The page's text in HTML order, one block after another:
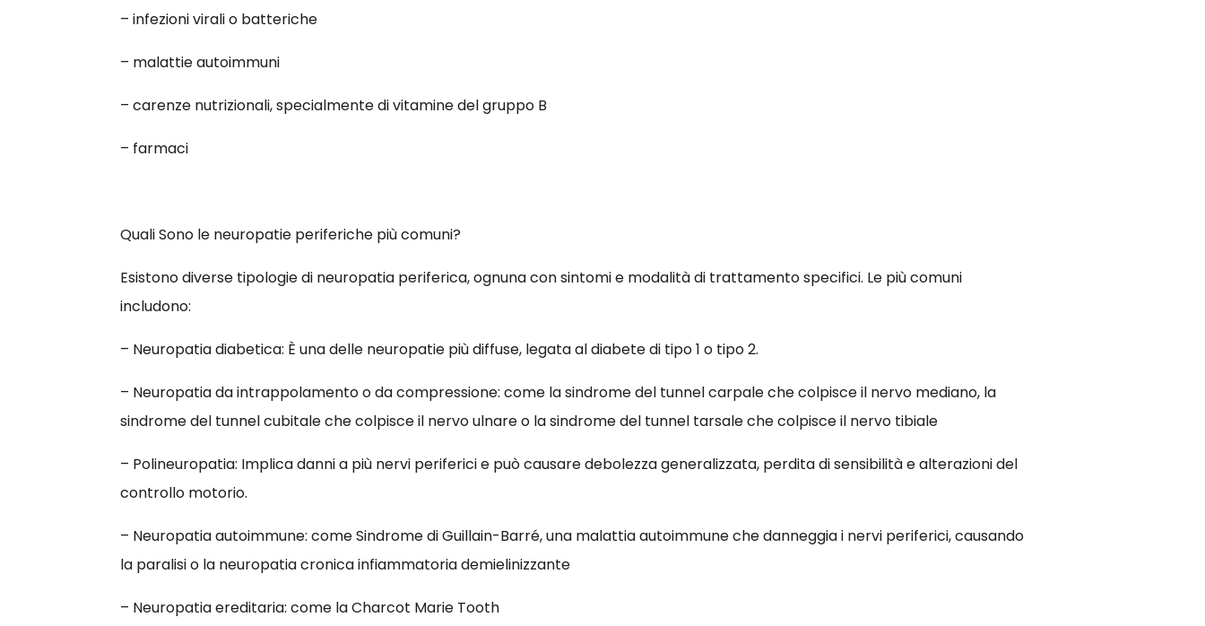
– infezioni virali o batteriche
– malattie autoimmuni
– carenze nutrizionali, specialmente di vitamine del gruppo B
– farmaci
Quali Sono le neuropatie periferiche più comuni?
Esistono diverse tipologie di neuropatia periferica, ognuna con sintomi e modalità di trattamento specifici. Le più comuni
includono:
– Neuropatia diabetica: È una delle neuropatie più diffuse, legata al diabete di tipo 1 o tipo 2.
– Neuropatia da intrappolamento o da compressione: come la sindrome del tunnel carpale che colpisce il nervo mediano, la
sindrome del tunnel cubitale che colpisce il nervo ulnare o la sindrome del tunnel tarsale che colpisce il nervo tibiale
– Polineuropatia: Implica danni a più nervi periferici e può causare debolezza generalizzata, perdita di sensibilità e alterazioni del
controllo motorio.
– Neuropatia autoimmune: come Sindrome di Guillain-Barré, una malattia autoimmune che danneggia i nervi periferici, causando
la paralisi o la neuropatia cronica infiammatoria demielinizzante
– Neuropatia ereditaria: come la Charcot Marie Tooth